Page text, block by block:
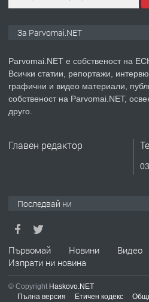
ПРЕДЛАГА Уроци по
ТЪРСИ
За Parvomai.NET
Parvomai.NET е собственост на
Всички статии, репортажи,
графични и видео материали,
собственост на Parvomai.NET,
друго.
Главен редактор
Последвай ни
Първомай Новини Видео
Изпрати ни новина
© Copyright Haskovo.NET
Пълна версия
Етичен кодекс